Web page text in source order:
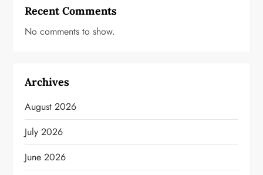
Recent Comments
No comments to show.
Archives
August 2026
July 2026
June 2026